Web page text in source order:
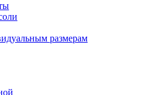
размерам